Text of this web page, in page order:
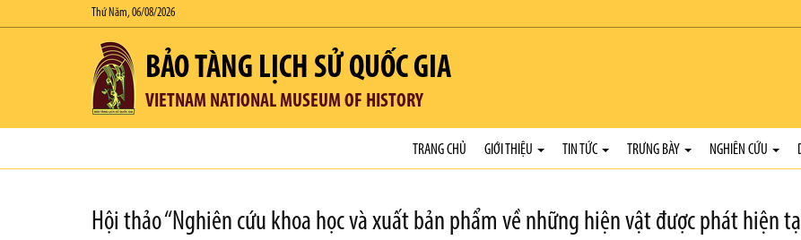
Thứ Năm, 06/08/2026
BẢO TÀNG LỊCH SỬ QUỐC GIA
VIETNAM NATIONAL MUSEUM OF HISTORY
TRANG CHỦ GIỚI THIỆU TIN TỨC TRƯNG BÀY NGHIÊN CỨU
Hội thảo “Nghiên cứu khoa học và xuất bản phẩm về những hiện vật được phát hiện